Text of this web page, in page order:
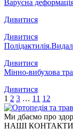
Варусна
Дивитися
Дивитися
Дивитися
Мінно-вибухова
Дивитися
1 2 3 … 11 12
Ми дбаємо про
НАШІ КОНТАКТИ